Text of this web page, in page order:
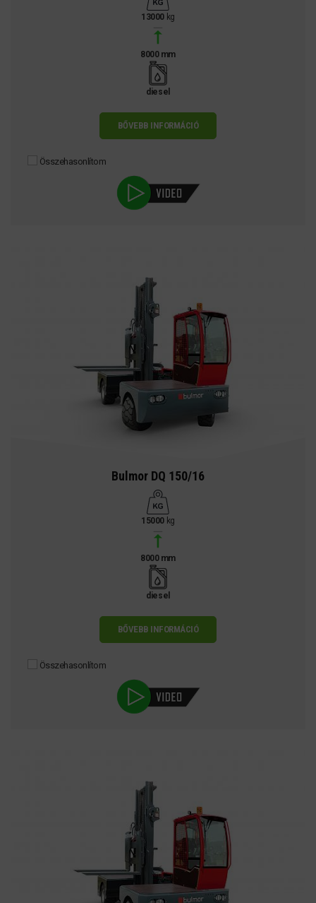
13000 kg
8000 mm
diesel
BŐVEBB INFORMÁCIÓ
Összehasonlítom
Bulmor DQ 150/16
15000 kg
8000 mm
diesel
BŐVEBB INFORMÁCIÓ
Összehasonlítom